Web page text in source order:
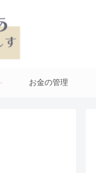
お金の管理